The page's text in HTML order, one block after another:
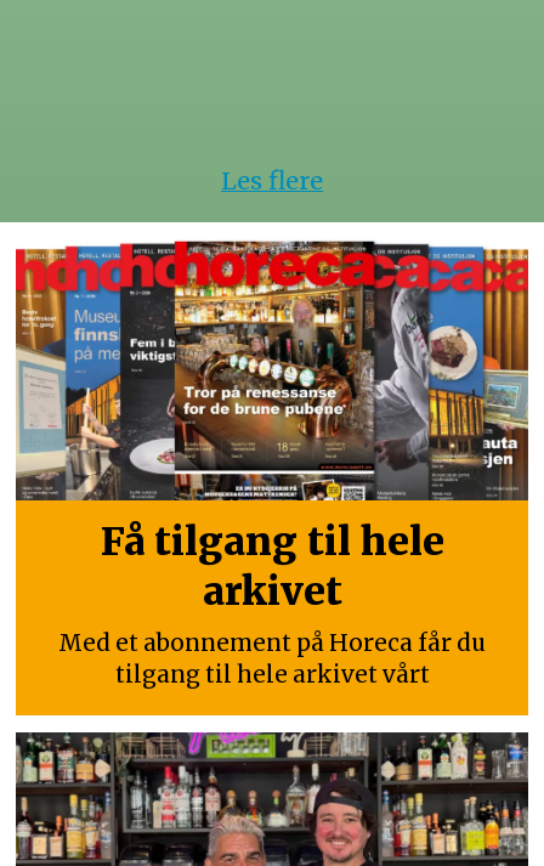
Les flere
Få tilgang til hele
arkivet
Med et abonnement på Horeca får du
tilgang til hele arkivet vårt